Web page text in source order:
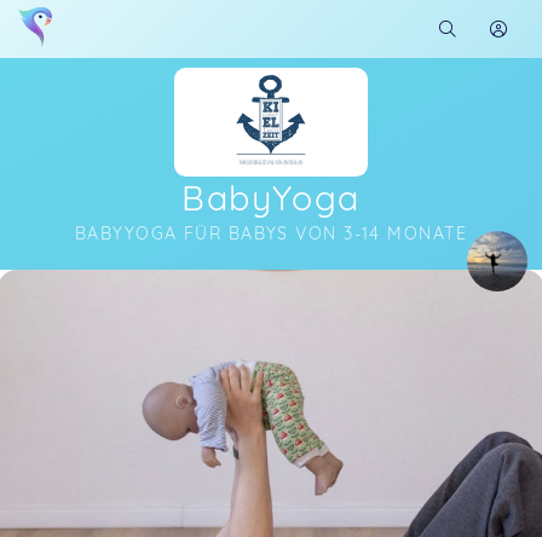
BabyYoga
BABYYOGA FÜR BABYS VON 3-14 MONATE